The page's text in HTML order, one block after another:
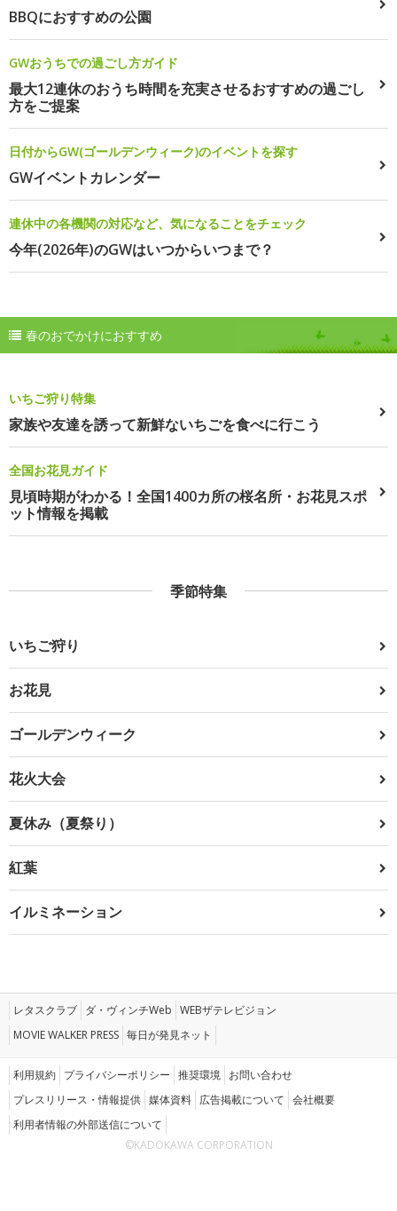
BBQにおすすめの公園
GWおうちでの過ごし方ガイド
最大12連休のおうち時間を充実させるおすすめの過ごし
方をご提案
日付からGW(ゴールデンウィーク)のイベントを探す
GWイベントカレンダー
連休中の各機関の対応など、気になることをチェック
今年(2026年)のGWはいつからいつまで？
春のおでかけにおすすめ
いちご狩り特集
家族や友達を誘って新鮮ないちごを食べに行こう
全国お花見ガイド
見頃時期がわかる！全国1400カ所の桜名所・お花見スポ
ット情報を掲載
季節特集
いちご狩り
お花見
ゴールデンウィーク
花火大会
夏休み（夏祭り）
紅葉
イルミネーション
レタスクラブ ダ・ヴィンチWeb WEBザテレビジョン
MOVIE WALKER PRESS 毎日が発見ネット
利用規約 プライバシーポリシー 推奨環境 お問い合わせ
プレスリリース・情報提供 媒体資料 広告掲載について 会社概要
利用者情報の外部送信について
©KADOKAWA CORPORATION